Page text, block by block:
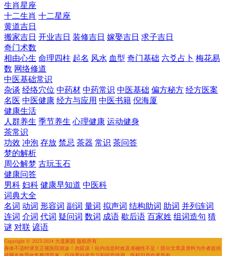
生肖星座
十二生肖 十二星座
黄道吉日
搬家吉日 开业吉日 装修吉日 嫁娶吉日 求子吉日
奇门术数
相由心生 命理四柱 起名 风水 血型 奇门基础 六爻占卜 梅花易
数 网络修道
中医基础常识
杂谈 经络穴位 中药材 中药常识 中医基础 偏方秘方 经方医案
名医 中医健康 经方与应用 中医书籍 倪海厦
健康生活
人群养生 季节养生 心理健康 运动健身
茶常识
功效 冲泡 存放 禁忌 茶器 常识 茶问答
梦的解析
周公解梦 古玩玉石
健康问答
男科 妇科 健康早知道 中医科
词典大全
名词 动词 形容词 副词 量词 拟声词 结构助词 助词 并列连词
连词 介词 代词 疑问词 数词 成语 歇后语 百家姓 组词造句 猜
谜 对联 谚语
Copyright © 2023-2024 大道家园 版权所有
身体不适时请至正规医院就诊！勿延误！站内信息时效及准确性不足！部分文章及资料为作者提供